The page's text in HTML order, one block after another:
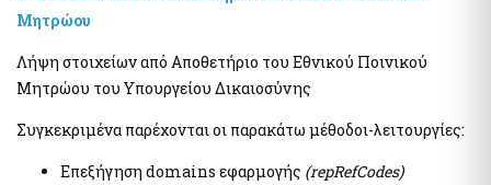
Ψηφιακές Υπογραφές
Ηλεκτρονική Διακίνηση Εγγράφων και Ψηφιακές Υπογραφές
Εθνικό Μητρώο Ζώων Συντροφιάς (Ε.Μ.Ζ.Σ.)
Αναζήτηση Αναγνωριστικών Αριθμών μέσω του ΠΑ
Διασταυρωτικοί Έλεγχοι Οχημάτων (για Δημόσια Διοίκηση)
Φορολογία Πολιτών / Επιχειρήσεων
Ακίνητα Ε9 / ΕΝΦΙΑ / Μισθωτήρια
Επιδόματα / Παροχές
Μητρώου
Λήψη στοιχείων από Αποθετήριο του Εθνικού Ποινικού
Μητρώου του Υπουργείου Δικαιοσύνης
Συγκεκριμένα παρέχονται οι παρακάτω μέθοδοι-λειτουργίες:
Επεξήγηση domains εφαρμογής (repRefCodes)